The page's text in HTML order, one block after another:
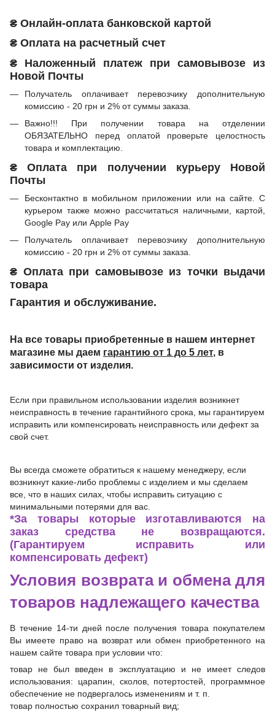
₴ Онлайн-оплата банковской картой
₴ Оплата на расчетный счет
₴ Наложенный платеж при самовывозе из
Новой Почты
Получатель оплачивает перевозчику дополнительную
комиссию - 20 грн и 2% от суммы заказа.
Важно!!! При получении товара на отделении
ОБЯЗАТЕЛЬНО перед оплатой проверьте целостность
товара и комплектацию.
₴ Оплата при получении курьеру Новой
Почты
Бесконтактно в мобильном приложении или на сайте. С
курьером также можно рассчитаться наличными, картой,
Google Pay или Apple Pay
Получатель оплачивает перевозчику дополнительную
комиссию - 20 грн и 2% от суммы заказа.
₴ Оплата при самовывозе из точки выдачи
товара
Гарантия и обслуживание.
На все товары приобретенные в нашем интернет
магазине мы даем гарантию от 1 до 5 лет, в
зависимости от изделия.
Если при правильном использовании изделия возникнет
неисправность в течение гарантийного срока, мы гарантируем
исправить или компенсировать неисправность или дефект за
свой счет.
Вы всегда сможете обратиться к нашему менеджеру, если
возникнут какие-либо проблемы с изделием и мы сделаем
все, что в наших силах, чтобы исправить ситуацию с
минимальными потерями для вас.
*За товары которые изготавливаются на
заказ средства не возвращаются.
(Гарантируем исправить или
компенсировать дефект)
Условия возврата и обмена для
товаров надлежащего качества
В течение 14-ти дней после получения товара покупателем
Вы имеете право на возврат или обмен приобретенного на
нашем сайте товара при условии что:
товар не был введен в эксплуатацию и не имеет следов
использования: царапин, сколов, потертостей, программное
обеспечение не подвергалось изменениям и т. п.
товар полностью сохранил товарный вид;